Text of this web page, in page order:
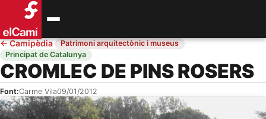
←Camipèdia· Patrimoni arquitectònic i museus ·
Principat de Catalunya
CROMLEC DE PINS ROSERS
Font:Carme Vila09/01/2012